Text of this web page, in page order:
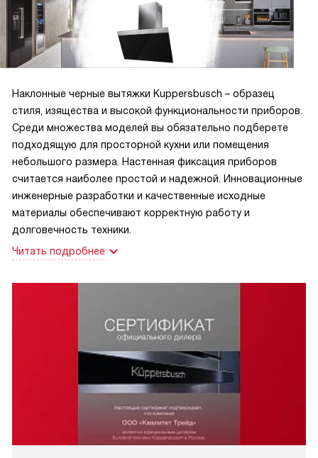
Наклонные черные вытяжки Kuppersbusch – образец
стиля, изящества и высокой функциональности приборов.
Среди множества моделей вы обязательно подберете
подходящую для просторной кухни или помещения
небольшого размера. Настенная фиксация приборов
считается наиболее простой и надежной. Инновационные
инженерные разработки и качественные исходные
материалы обеспечивают корректную работу и
долговечность техники.
Читать подробнее